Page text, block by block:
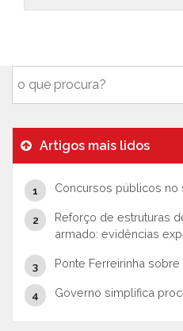
Artigos mais lidos
Concursos públicos no
Reforço de estruturas
armado: evidências
Ponte Ferreirinha
Governo simplifica